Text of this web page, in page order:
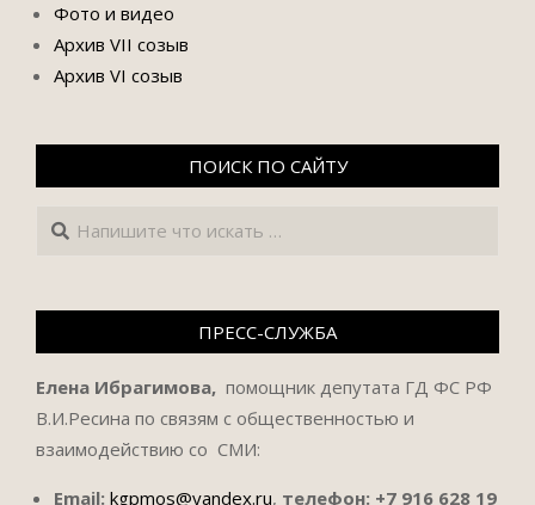
Фото и видео
Архив VII созыв
Архив VI созыв
ПОИСК ПО САЙТУ
Поиск
ПРЕСС-СЛУЖБА
Елена Ибрагимова, помощник депутата ГД ФС РФ
В.И.Ресина по связям с общественностью и
взаимодействию со СМИ:
Email: kgpmos@yandex.ru, телефон: +7 916 628 19